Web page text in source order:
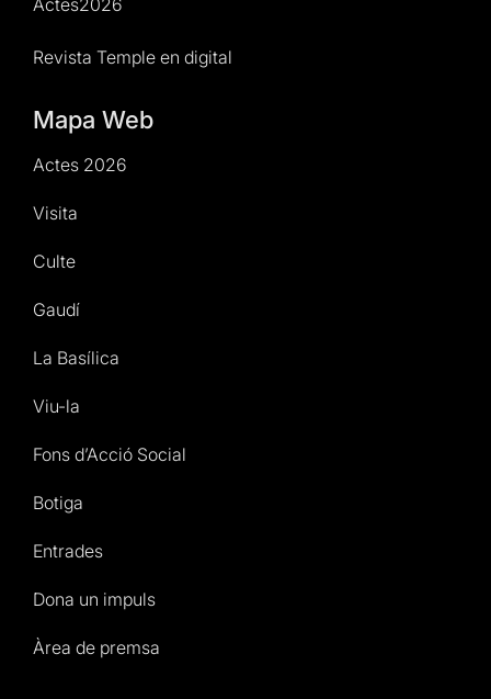
Revista Temple en digital
Mapa Web
Actes 2026
Visita
Culte
Gaudí
La Basílica
Viu-la
Fons d’Acció Social
Botiga
Entrades
Dona un impuls
Àrea de premsa